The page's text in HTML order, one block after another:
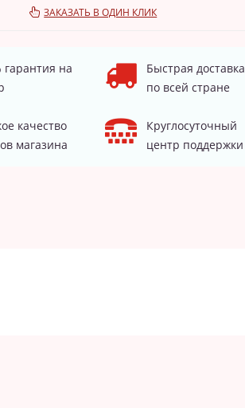
ЗАКАЗАТЬ В ОДИН КЛИК
гарантия на
Быстрая доставка
по всей стране
качество
магазина
Круглосуточный
центр поддержки